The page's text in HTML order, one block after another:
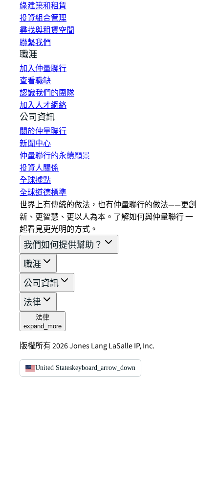
綠建築和租賃
投資組合管理
尋找與租賃空間
聯繫我們
職涯
加入仲量聯行
查看職缺
認識我們的團隊
加入人才網絡
公司資訊
關於仲量聯行
新聞中心
仲量聯行的永續願景
投資人關係
全球據點
全球道德標準
世界上有傳統的做法，也有仲量聯行的做法——更創
新、更智慧、更以人為本。了解如何與仲量聯行 一
起看見更光明的方式。
我們如何提供幫助？
職涯
公司資訊
法律
法律
expand_more
版權所有 2026 Jones Lang LaSalle IP, Inc.
United Stateskeyboard_arrow_down